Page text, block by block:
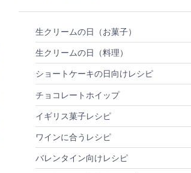
生クリームの日（お菓子）
生クリームの日（料理）
ショートケーキの日向けレシピ
チョコレートホイップ
イギリス菓子レシピ
ワインに合うレシピ
バレンタイン向けレシピ